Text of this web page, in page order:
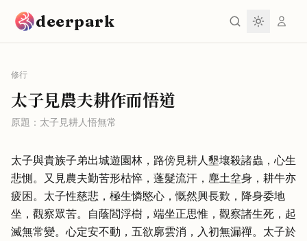
deerpark
修行
太子見農夫耕作而悟道
原題： 太子見耕人悟無常
太子與貴族子弟出城遊園林，路傍見耕人墾壤殺諸蟲，心生
悲惻。又見農夫勤苦形枯悴，蓬髮流汗，塵土坌身，耕牛亦
疲困。太子性慈悲，極生憐愍心，慨然興長歎，降身委地
坐，觀察眾苦。自蔭閻浮樹，端坐正思惟，觀察諸生死，起
滅無常變。心定安不動，五欲廓雲消，入初無漏禪。太子於